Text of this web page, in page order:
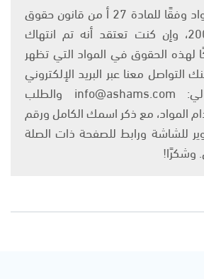
يتم الاستخدام المواد وفقًا للمادة 27 أ من قانون حقوق
التأليف والنشر 2007، وإن كنت تعتقد أنه تم انتهاك
الحقوق في المواد التي تظهر
معنا عبر البريد الإلكتروني
على العنوان التالي: info@ashams.com والطلب
المواد، مع ذكر اسمك الكامل ورقم
للشاشة ورابط للصفحة ذات الصلة